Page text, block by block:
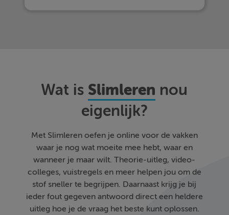
Wat is Slimleren nou
eigenlijk?
Met Slimleren oefen je online voor de vakken
waar je nog wat moeite mee hebt, waar en
wanneer je maar wilt. Theorie-uitleg, video-
colleges, vuistregels en meer helpen jou om de
stof sneller te begrijpen. Daarnaast krijg je bij
ieder fout gegeven antwoord direct een heldere
uitleg hoe je de vraag het beste kunt oplossen.